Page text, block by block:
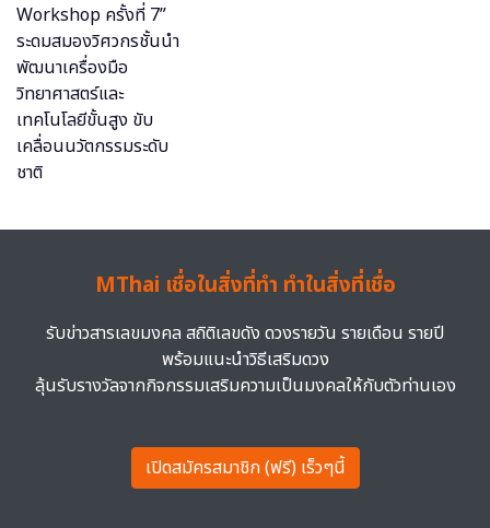
MThai เชื่อในสิ่งที่ทำ ทำในสิ่งที่เชื่อ
รับข่าวสารเลขมงคล สถิติเลขดัง ดวงรายวัน รายเดือน รายปี
พร้อมแนะนำวิธีเสริมดวง
ลุ้นรับรางวัลจากกิจกรรมเสริมความเป็นมงคลให้กับตัวท่านเอง
เปิดสมัครสมาชิก (ฟรี) เร็วๆนี้